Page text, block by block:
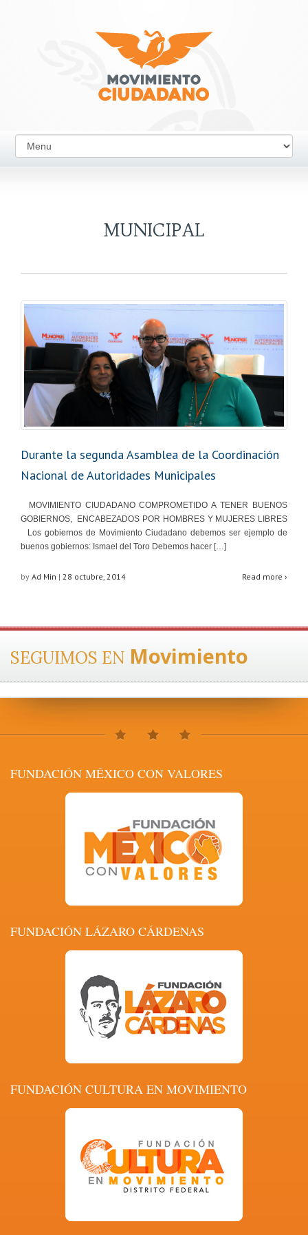
MUNICIPAL
Durante la segunda Asamblea de la Coordinación
Nacional de Autoridades Municipales
MOVIMIENTO CIUDADANO COMPROMETIDO A TENER BUENOS
GOBIERNOS, ENCABEZADOS POR HOMBRES Y MUJERES LIBRES
Los gobiernos de Movimiento Ciudadano debemos ser ejemplo de
buenos gobiernos: Ismael del Toro Debemos hacer […]
by Ad Min | 28 octubre, 2014 Read more ›
SEGUIMOS EN Movimiento
FUNDACIÓN MÉXICO CON VALORES
FUNDACIÓN LÁZARO CÁRDENAS
FUNDACIÓN CULTURA EN MOVIMIENTO